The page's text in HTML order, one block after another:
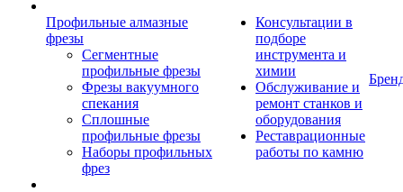
Профильные алмазные
фрезы
Сегментные
профильные фрезы
Фрезы вакуумного
спекания
Сплошные
профильные фрезы
Наборы профильных
фрез
Консультации в
подборе
инструмента и
химии
Обслуживание и
ремонт станков и
оборудования
Реставрационные
работы по камню